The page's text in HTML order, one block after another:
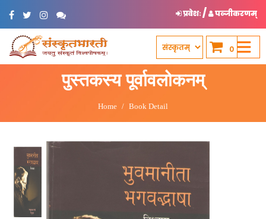
प्रवेशः/ पञ्जीकरणम्
0
पुस्तकस्य पूर्वावलोकनम्
Home Book Detail